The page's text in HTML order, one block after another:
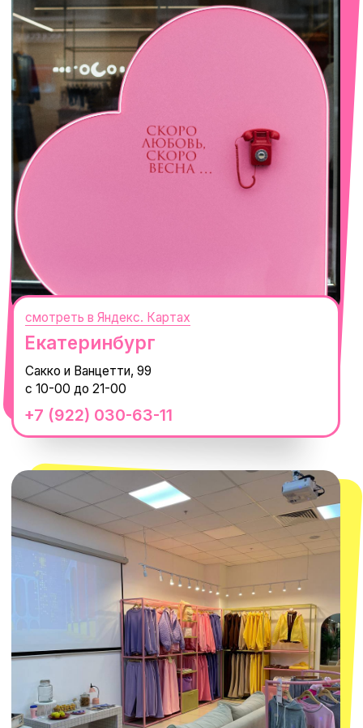
Сочи
Село Эстосадок, ТРЦ Горки Молл,
Горная Карусель, 3
+7 (919) 374-04-04
с 10-00 до 22-00
ТРК «Европолис Ростокино»
ул. Проспект Мира, 211 к2
с 10-00 до 22-00
Москва
смотреть в Яндекс.Картах
Нажимая "Подписаться", вы соглашаетесь с Политикой обработки
Согласием на рассылку электронных
ПОДПИСАТЬСЯ
СЕКРЕТНЫЕ ПРОМОКОДЫ, ПРИГЛАШЕНИЯ
НА МЕРОПРИЯТИЯ И АНОНСЫ НОВИНОК
РАНЬШЕ ВСЕХ
@MACROCOSM_STORE
300 000+ подписчиков